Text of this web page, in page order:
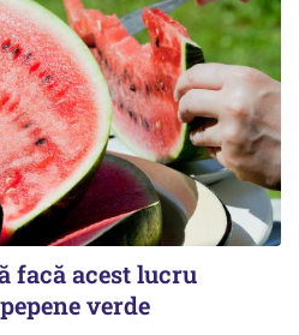
facă acest lucru
verde